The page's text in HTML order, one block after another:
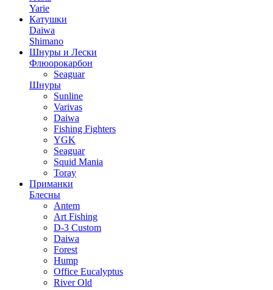
Yarie
Катушки
Daiwa
Shimano
Шнуры и Лески
Флюорокарбон
Seaguar
Шнуры
Sunline
Varivas
Daiwa
Fishing Fighters
YGK
Seaguar
Squid Mania
Toray
Приманки
Блесны
Antem
Art Fishing
D-3 Custom
Daiwa
Forest
Hump
Office Eucalyptus
River Old